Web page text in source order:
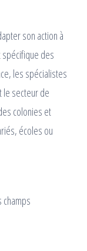
son action à
spécifique des
les spécialistes
le secteur de
colonies et
écoles ou
champs